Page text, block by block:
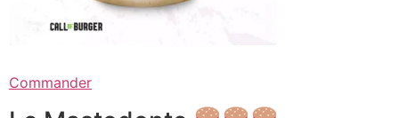
Commander